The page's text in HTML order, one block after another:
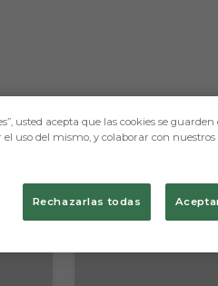
usted acepta que las cookies se
uso del mismo, y colaborar con nuestros
Rechazarlas todas